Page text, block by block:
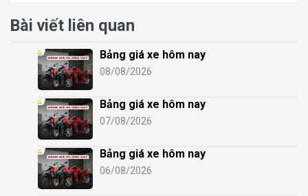
Bài viết liên quan
Bảng giá xe hôm nay
08/08/2026
Bảng giá xe hôm nay
07/08/2026
Bảng giá xe hôm nay
06/08/2026